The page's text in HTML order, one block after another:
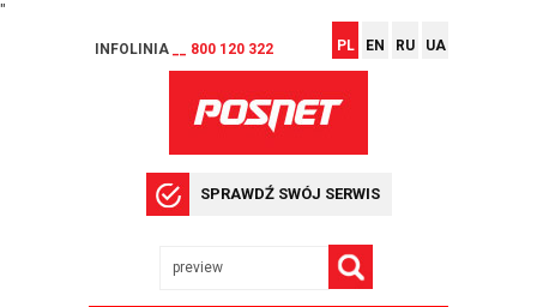
"
INFOLINIA __ 800 120 322 PL EN RU UA
SPRAWDŹ SWÓJ SERWIS